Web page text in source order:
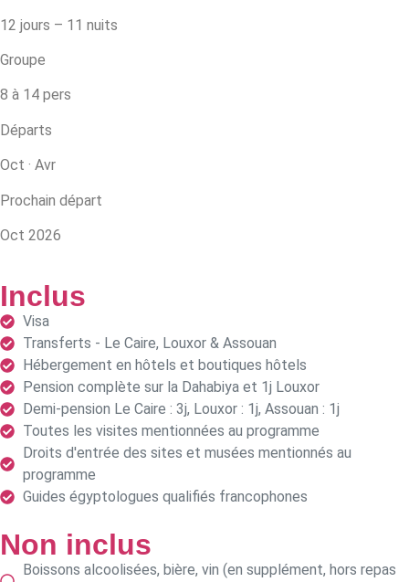
12 jours – 11 nuits
Groupe
8 à 14 pers
Départs
Oct · Avr
Prochain départ
Oct 2026
Inclus
Visa
Transferts - Le Caire, Louxor & Assouan
Hébergement en hôtels et boutiques hôtels
Pension complète sur la Dahabiya et 1j Louxor
Demi-pension Le Caire : 3j, Louxor : 1j, Assouan : 1j
Toutes les visites mentionnées au programme
Droits d'entrée des sites et musées mentionnés au
programme
Guides égyptologues qualifiés francophones
Non inclus
Boissons alcoolisées, bière, vin (en supplément, hors repas